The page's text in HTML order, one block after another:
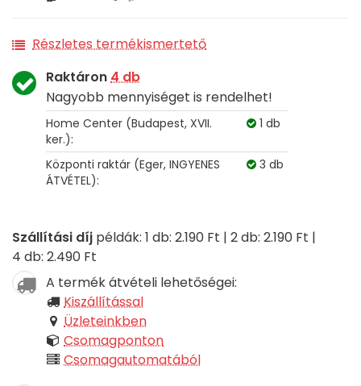
Részletes termékismertető
Raktáron4 db
Nagyobb mennyiséget is rendelhet!
Home Center (Budapest, XVII.
ker.):
1 db
Központi raktár (Eger, INGYENES
ÁTVÉTEL):
3 db
Szállítási díj példák: 1 db: 2.190 Ft | 2 db: 2.190 Ft |
4 db: 2.490 Ft
A termék átvételi lehetőségei:
Kiszállítással
Üzleteinkben
Csomagponton
Csomagautomatából